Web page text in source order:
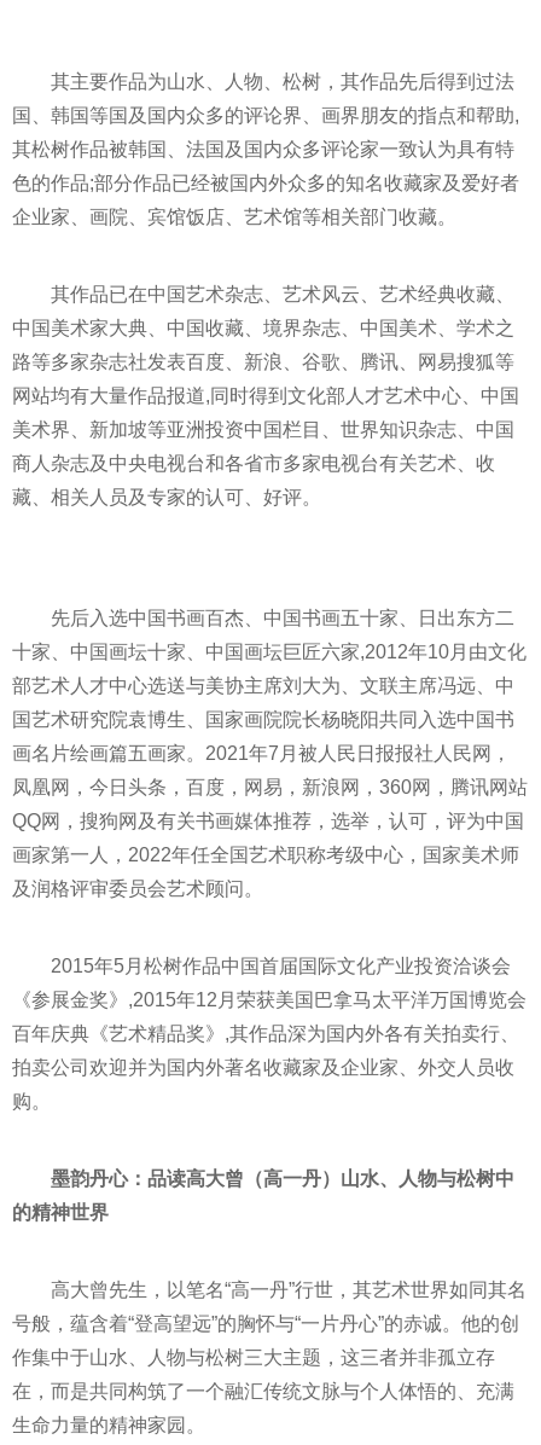
其主要作品为山水、人物、松树，其作品先后得到过法
国、韩国等国及国内众多的评论界、画界朋友的指点和帮助,
其松树作品被韩国、法国及国内众多评论家一致认为具有特
色的作品;部分作品已经被国内外众多的知名收藏家及爱好者
企业家、画院、宾馆饭店、艺术馆等相关部门收藏。
其作品已在中国艺术杂志、艺术风云、艺术经典收藏、
中国美术家大典、中国收藏、境界杂志、中国美术、学术之
路等多家杂志社发表百度、新浪、谷歌、腾讯、网易搜狐等
网站均有大量作品报道,同时得到文化部人才艺术中心、中国
美术界、新加坡等亚洲投资中国栏目、世界知识杂志、中国
商人杂志及中央电视台和各省市多家电视台有关艺术、收
藏、相关人员及专家的认可、好评。
先后入选中国书画百杰、中国书画五十家、日出东方二
十家、中国画坛十家、中国画坛巨匠六家,2012年10月由文化
部艺术人才中心选送与美协主席刘大为、文联主席冯远、中
国艺术研究院袁博生、国家画院院长杨晓阳共同入选中国书
画名片绘画篇五画家。2021年7月被人民日报报社人民网，
凤凰网，今日头条，百度，网易，新浪网，360网，腾讯网站
QQ网，搜狗网及有关书画媒体推荐，选举，认可，评为中国
画家第一人，2022年任全国艺术职称考级中心，国家美术师
及润格评审委员会艺术顾问。
2015年5月松树作品中国首届国际文化产业投资洽谈会
《参展金奖》,2015年12月荣获美国巴拿马太平洋万国博览会
百年庆典《艺术精品奖》,其作品深为国内外各有关拍卖行、
拍卖公司欢迎并为国内外著名收藏家及企业家、外交人员收
购。
墨韵丹心：品读高大曾（高一丹）山水、人物与松树中
的精神世界
高大曾先生，以笔名“高一丹”行世，其艺术世界如同其名
号般，蕴含着“登高望远”的胸怀与“一片丹心”的赤诚。他的创
作集中于山水、人物与松树三大主题，这三者并非孤立存
在，而是共同构筑了一个融汇传统文脉与个人体悟的、充满
生命力量的精神家园。